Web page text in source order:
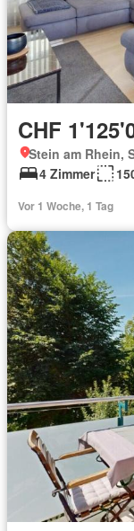
CHF
Stein am Rhein,
4 Zimmer
Vor 1 Woche, 1 Tag